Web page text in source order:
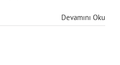
Devamını Oku